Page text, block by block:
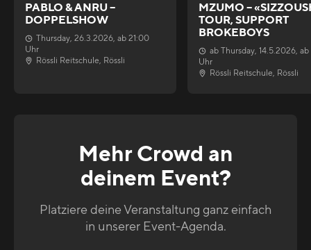
PABLO & ANRU –
DOPPELSHOW
Thursday, 26.3.2026, ab 21:00
Uhr
Rössli Reitschule, Rössli
MZUMO –
TOUR, SUPPORT
BROKEBOYS
ab Thursday, 14.5.2026, ab
Uhr
Rössli Reitschule, Rössli
Mehr Crowd an
deinem Event?
Platziere deine Veranstaltung ganz einfach
in unserer Event-Agenda.